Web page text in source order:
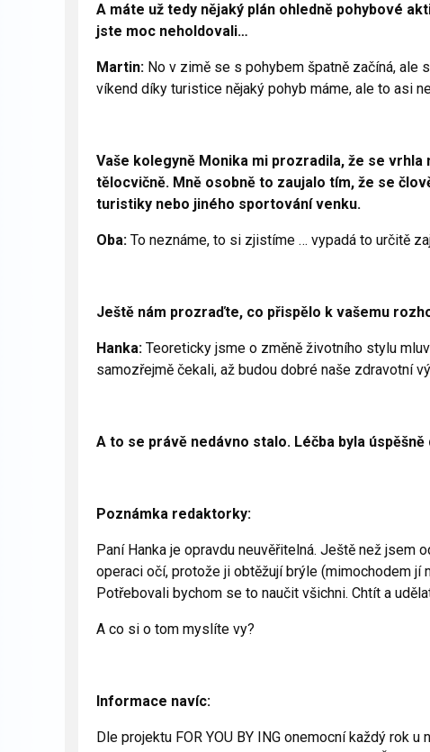
A máte už tedy nějaký plán ohledně pohybové
jste moc neholdovali…
Martin: No v zimě se s pohybem špatně začíná, ale
víkend díky turistice nějaký pohyb máme, ale to asi
Vaše kolegyně Monika mi prozradila, že se
tělocvičně. Mně osobně to zaujalo tím, že se
turistiky nebo jiného sportování venku.
Oba: To neznáme, to si zjistíme … vypadá to určitě
Ještě nám prozraďte, co přispělo k vašemu
Hanka: Teoreticky jsme o změně životního stylu
samozřejmě čekali, až budou dobré naše zdravotní
A to se právě nedávno stalo. Léčba byla
Poznámka redaktorky:
Paní Hanka je opravdu neuvěřitelná. Ještě než jsem
operaci očí, protože ji obtěžují brýle (mimochodem
Potřebovali bychom se to naučit všichni. Chtít a
A co si o tom myslíte vy?
Informace navíc:
Dle projektu FOR YOU BY ING onemocní každý rok